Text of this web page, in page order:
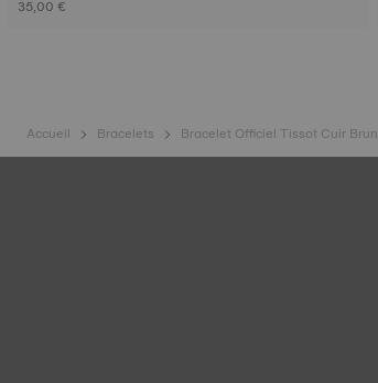
35,00 €
Accueil Bracelets Bracelet Officiel Tissot Cuir